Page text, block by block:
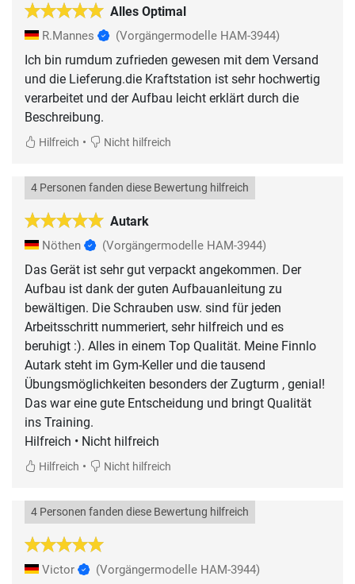
Alles Optimal
R.Mannes (Vorgängermodelle HAM-3944)
Ich bin rumdum zufrieden gewesen mit dem Versand
und die Lieferung.die Kraftstation ist sehr hochwertig
verarbeitet und der Aufbau leicht erklärt durch die
Hilfreich • Nicht hilfreich
Autark
4 Personen fanden diese Bewertung hilfreich
Nöthen (Vorgängermodelle HAM-3944)
Das Gerät ist sehr gut verpackt angekommen. Der
Aufbau ist dank der guten Aufbauanleitung zu
bewältigen. Die Schrauben usw. sind für jeden
Arbeitsschritt nummeriert, sehr hilfreich und es
beruhigt :). Alles in einem Top Qualität. Meine Finnlo
Autark steht im Gym-Keller und die tausend
Übungsmöglichkeiten besonders der Zugturm , genial!
Das war eine gute Entscheidung und bringt Qualität
ins Training.
Hilfreich • Nicht hilfreich
Hilfreich • Nicht hilfreich
4 Personen fanden diese Bewertung hilfreich
Victor (Vorgängermodelle HAM-3944)